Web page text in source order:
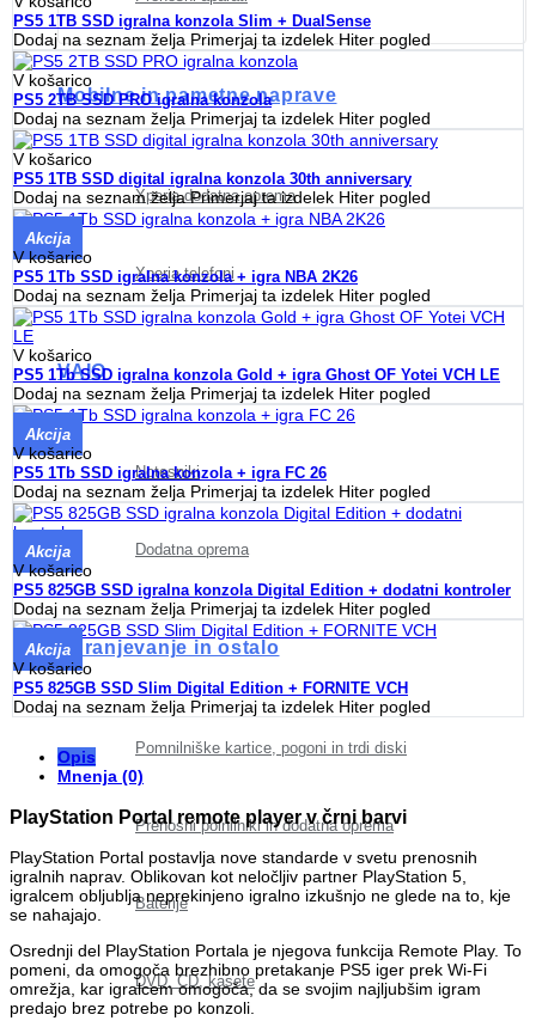
Mobilne in pametne naprave
Xperia dodatna oprema
Xperia telefoni
VAIO
Notesniki
Dodatna oprema
Shranjevanje in ostalo
Pomnilniške kartice, pogoni in trdi diski
Prenosni polnilniki in dodatna oprema
Baterije
DVD, CD, kasete
PS5 1TB SSD igralna konzola Slim + DualSense
Dodaj na seznam želja Primerjaj ta izdelek Hiter pogled
V košarico
PS5 2TB SSD PRO igralna konzola
Dodaj na seznam želja Primerjaj ta izdelek Hiter pogled
V košarico
PS5 1TB SSD digital igralna konzola 30th anniversary
Dodaj na seznam želja Primerjaj ta izdelek Hiter pogled
Akcija
V košarico
PS5 1Tb SSD igralna konzola + igra NBA 2K26
Dodaj na seznam želja Primerjaj ta izdelek Hiter pogled
V košarico
PS5 1Tb SSD igralna konzola Gold + igra Ghost OF Yotei VCH LE
Dodaj na seznam želja Primerjaj ta izdelek Hiter pogled
Akcija
V košarico
PS5 1Tb SSD igralna konzola + igra FC 26
Dodaj na seznam želja Primerjaj ta izdelek Hiter pogled
Akcija
V košarico
PS5 825GB SSD igralna konzola Digital Edition + dodatni kontroler
Dodaj na seznam želja Primerjaj ta izdelek Hiter pogled
Akcija
V košarico
PS5 825GB SSD Slim Digital Edition + FORNITE VCH
Dodaj na seznam želja Primerjaj ta izdelek Hiter pogled
Opis
Mnenja (0)
PlayStation Portal remote player v črni barvi
PlayStation Portal postavlja nove standarde v svetu prenosnih
igralnih naprav. Oblikovan kot neločljiv partner PlayStation 5,
igralcem obljublja neprekinjeno igralno izkušnjo ne glede na to, kje
se nahajajo.
Osrednji del PlayStation Portala je njegova funkcija Remote Play. To
pomeni, da omogoča brezhibno pretakanje PS5 iger prek Wi-Fi
omrežja, kar igralcem omogoča, da se svojim najljubšim igram
predajo brez potrebe po konzoli.